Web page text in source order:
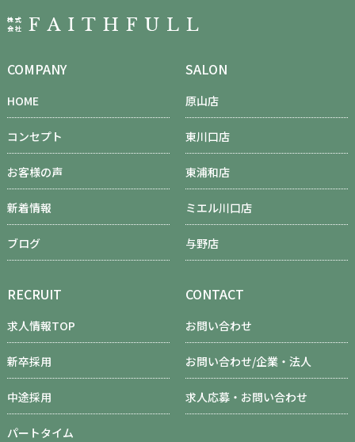
COMPANY
HOME
コンセプト
お客様の声
新着情報
ブログ
SALON
原山店
東川口店
東浦和店
ミエル川口店
与野店
RECRUIT
求人情報TOP
新卒採用
中途採用
パートタイム
CONTACT
お問い合わせ
お問い合わせ/企業・法人
求人応募・お問い合わせ